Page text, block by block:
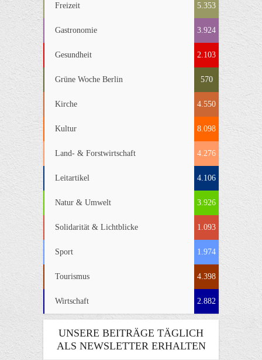
Freizeit 5.353
Gastronomie 3.924
Gesundheit 2.103
Grüne Woche Berlin 570
Kirche 4.550
Kultur 8.098
Land- & Forstwirtschaft 4.276
Leitartikel 4.106
Natur & Umwelt 3.926
Solidarität & Lichtblicke 1.093
Sport 1.974
Tourismus 4.398
Wirtschaft 2.882
UNSERE BEITRÄGE TÄGLICH
ALS NEWSLETTER ERHALTEN